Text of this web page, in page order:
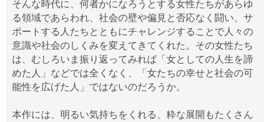
そんな時代に、何者かになろうとする女性たちがあらゆ
る領域であらわれ、社会の壁や偏見と否応なく闘い、サ
ポートする人たちとともにチャレンジすることで人々の
意識や社会のしくみを変えてきてくれた。その女性たち
は、むしろいま振り返ってみれば「女としての人生を諦
めた人」などでは全くなく、「女たちの幸せと社会の可
能性を広げた人」ではないのだろうか。
本作には、明るい気持ちをくれる、粋な展開もたくさん